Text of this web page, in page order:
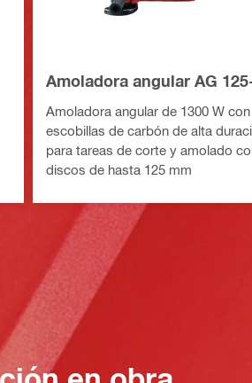
Amoladora angular AG
Amoladora angular de 1300 W con
escobillas de carbón de alta
para tareas de corte y amolado
discos de hasta 125 mm